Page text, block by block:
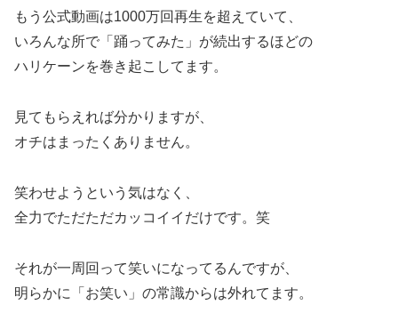
もう公式動画は1000万回再生を超えていて、
いろんな所で「踊ってみた」が続出するほどの
ハリケーンを巻き起こしてます。
見てもらえれば分かりますが、
オチはまったくありません。
笑わせようという気はなく、
全力でただただカッコイイだけです。笑
それが一周回って笑いになってるんですが、
明らかに「お笑い」の常識からは外れてます。